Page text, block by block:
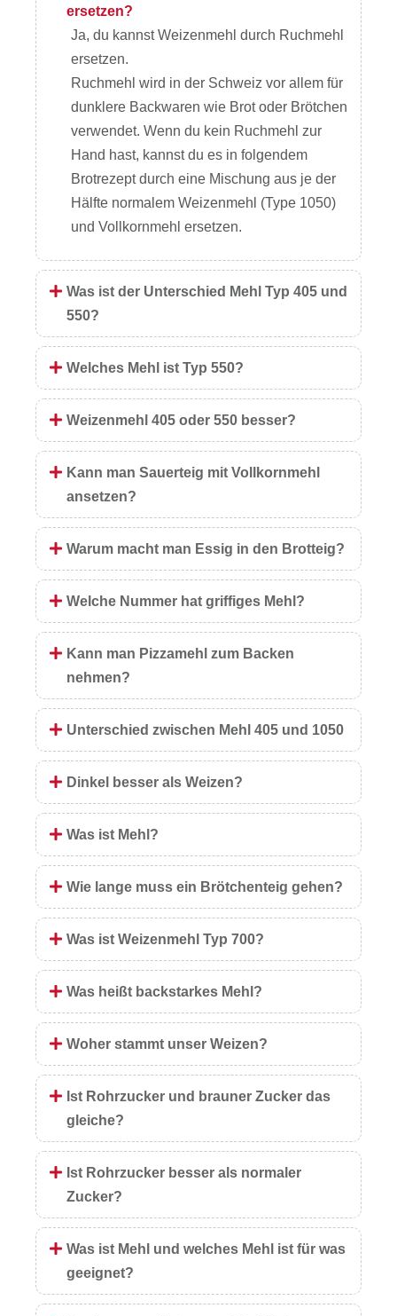
ersetzen?
Ja, du kannst Weizenmehl durch Ruchmehl
ersetzen.
Ruchmehl wird in der Schweiz vor allem für
dunklere Backwaren wie Brot oder Brötchen
verwendet. Wenn du kein Ruchmehl zur
Hand hast, kannst du es in folgendem
Brotrezept durch eine Mischung aus je der
Hälfte normalem Weizenmehl (Type 1050)
und Vollkornmehl ersetzen.
Was ist der Unterschied Mehl Typ 405 und
550?
Welches Mehl ist Typ 550?
Weizenmehl 405 oder 550 besser?
Kann man Sauerteig mit Vollkornmehl
ansetzen?
Warum macht man Essig in den Brotteig?
Welche Nummer hat griffiges Mehl?
Kann man Pizzamehl zum Backen
nehmen?
Unterschied zwischen Mehl 405 und 1050
Dinkel besser als Weizen?
Was ist Mehl?
Wie lange muss ein Brötchenteig gehen?
Was ist Weizenmehl Typ 700?
Was heißt backstarkes Mehl?
Woher stammt unser Weizen?
Ist Rohrzucker und brauner Zucker das
gleiche?
Ist Rohrzucker besser als normaler
Zucker?
Was ist Mehl und welches Mehl ist für was
geeignet?